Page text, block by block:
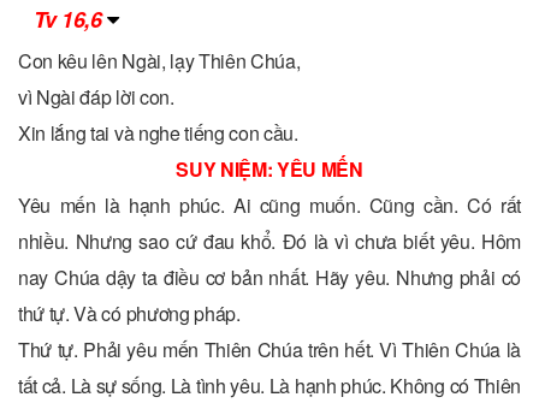
Tv 16,6
Con kêu lên Ngài, lạy Thiên Chúa,
vì Ngài đáp lời con.
Xin lắng tai và nghe tiếng con cầu.
SUY NIỆM: YÊU MẾN
Yêu mến là hạnh phúc. Ai cũng muốn. Cũng cần. Có rất
nhiều. Nhưng sao cứ đau khổ. Đó là vì chưa biết yêu. Hôm
nay Chúa dậy ta điều cơ bản nhất. Hãy yêu. Nhưng phải có
thứ tự. Và có phương pháp.
Thứ tự. Phải yêu mến Thiên Chúa trên hết. Vì Thiên Chúa là
tất cả. Là sự sống. Là tình yêu. Là hạnh phúc. Không có Thiên